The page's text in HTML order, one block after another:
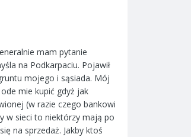
mam pytanie
na Podkarpaciu. Pojawił
mojego i sąsiada. Mój
mie kupić gdyż jak
(w razie czego bankowi
w sieci to niektórzy mają po
na sprzedaż. Jakby ktoś